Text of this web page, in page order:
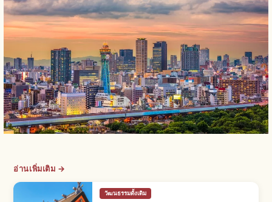
อ่านเพิ่มเติม →
วัฒนธรรมดั้งเดิม